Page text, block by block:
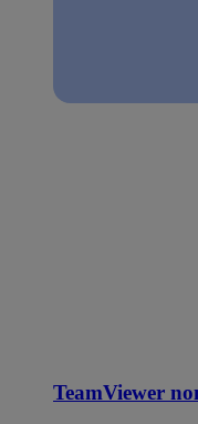
TeamViewer